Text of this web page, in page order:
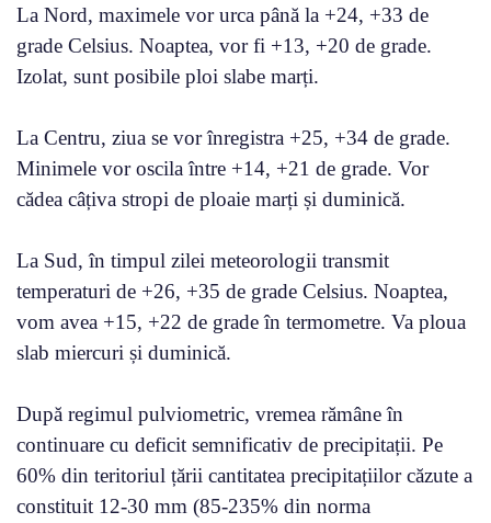
La Nord, maximele vor urca până la +24, +33 de
grade Celsius. Noaptea, vor fi +13, +20 de grade.
Izolat, sunt posibile ploi slabe marți.
La Centru, ziua se vor înregistra +25, +34 de grade.
Minimele vor oscila între +14, +21 de grade. Vor
cădea câțiva stropi de ploaie marți și duminică.
La Sud, în timpul zilei meteorologii transmit
temperaturi de +26, +35 de grade Celsius. Noaptea,
vom avea +15, +22 de grade în termometre. Va ploua
slab miercuri și duminică.
După regimul pulviometric, vremea rămâne în
continuare cu deficit semnificativ de precipitații. Pe
60% din teritoriul țării cantitatea precipitațiilor căzute a
constituit 12-30 mm (85-235% din norma